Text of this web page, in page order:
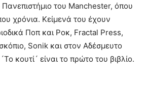
του Manchester, όπου
χρόνια. Κείμενά του έχουν
Ποπ και Ροκ, Fractal Press,
Sonik και στον Αδέσμευτο
κουτί´ είναι το πρώτο του βιβλίο.